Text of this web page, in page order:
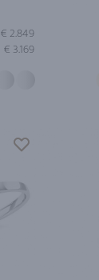
€ 2.849
€ 3.169